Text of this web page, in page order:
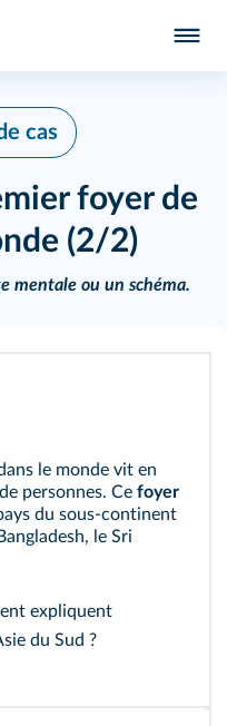
cas
foyer de
(2/2)
mentale ou un schéma.
le monde vit en
personnes. Ce foyer
du sous-continent
le Sri
expliquent
du Sud ?